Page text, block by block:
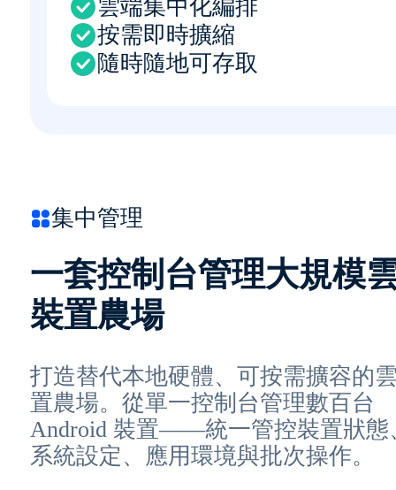
雲端集中化編排
按需即時擴縮
隨時隨地可存取
集中管理
一套控制台管理大規模
裝置農場
打造替代本地硬體、可按需擴容的
置農場。從單一控制台管理數百台
Android 裝置——統一管控裝置狀態
系統設定、應用環境與批次操作。